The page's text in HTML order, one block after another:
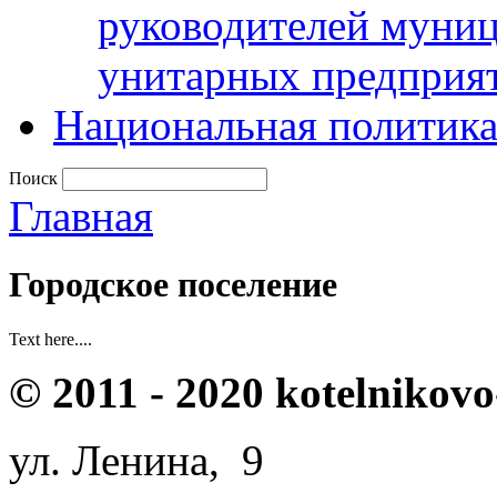
руководителей
унитарных
Национальная политика
Поиск
Главная
Городское поселение
Text here....
© 2011 - 2020
ул. Ленина, 9